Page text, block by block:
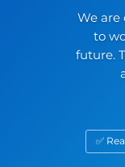
We are
to
future.
✅